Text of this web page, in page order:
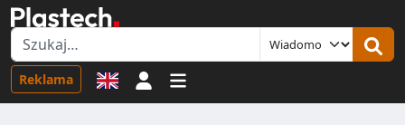
Reklama Logowanie